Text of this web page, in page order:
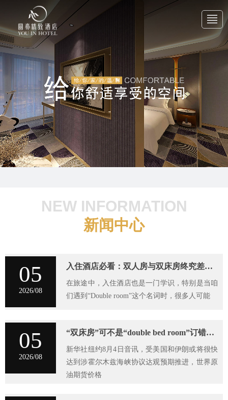
首 页
关于我们
产品中心
联系我们
NEW INFORMATION
新闻中心
05
2026/08
入住酒店必看：双人房与双床房终究差在哪？
在旅途中，入住酒店也是一门学识，特别是当咱
们遇到“Double room”这个名词时，很多人可能
05
2026/08
“双床房”可不是“double bed room”订错了可是要闹笑话的
新华社纽约8月4日音讯，受美国和伊朗或将很快
达到涉霍尔木兹海峡协议达观预期推进，世界原
油期货价格